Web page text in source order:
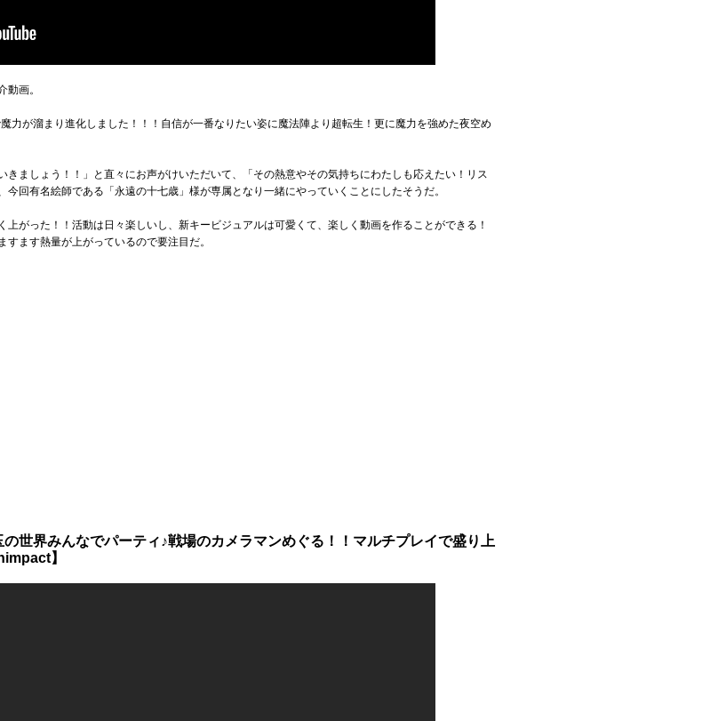
動画。
力が溜まり進化しました！！！自信が一番なりたい姿に魔法陣より超転生！更に魔力を強めた夜空め
ましょう！！」と直々にお声がけいただいて、「その熱意やその気持ちにわたしも応えたい！リス
回有名絵師である「永遠の十七歳」様が専属となり一緒にやっていくことにしたそうだ。
がった！！活動は日々楽しいし、新キービジュアルは可愛くて、楽しく動画を作ることができる！
ます熱量が上がっているので要注目だ。
世界みんなでパーティ♪戦場のカメラマンめぐる！！マルチプレイで盛り上
】